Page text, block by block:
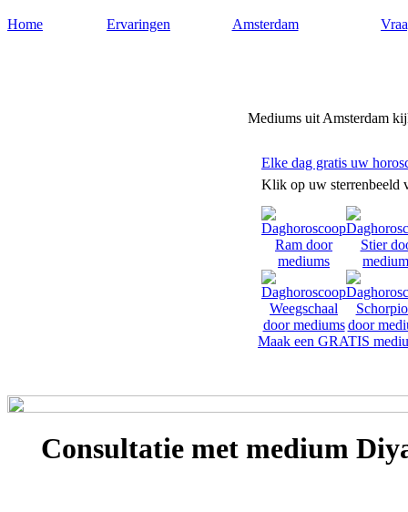
Home Ervaringen Amsterdam
Mediums uit Amsterdam
Elke dag gratis uw
Klik op uw sterrenbeeld
Maak een GRATIS
Consultatie met medium